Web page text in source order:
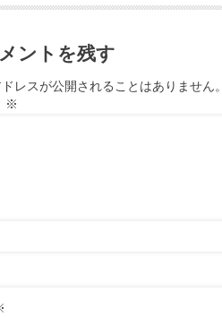
ントを残す
レスが公開されることはありません。
※